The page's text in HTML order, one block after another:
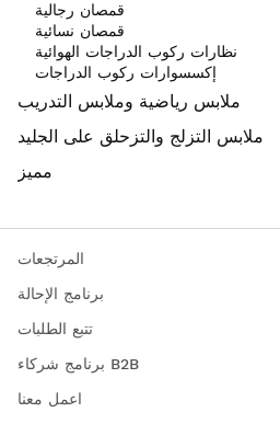
قمصان رجالية
قمصان نسائية
نظارات ركوب الدراجات الهوائية
إكسسوارات ركوب الدراجات
ملابس رياضية وملابس التدريب
ملابس التزلج والتزحلق على الجليد
مميز
المرتجعات
برنامج الإحالة
تتبع الطلبات
برنامج شركاء B2B
اعمل معنا